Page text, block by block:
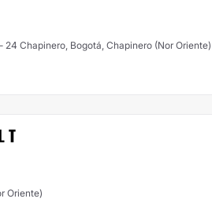
50 # 8 - 24 Chapinero, Bogotá, Chapinero (Nor Oriente)
T
Oriente)